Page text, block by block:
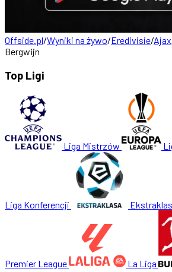
Offside.pl/Wyniki na żywo/Eredivisie/Ajax
Bergwijn
Top Ligi
Liga Mistrzów
Liga Konferencji
Premier League La Liga